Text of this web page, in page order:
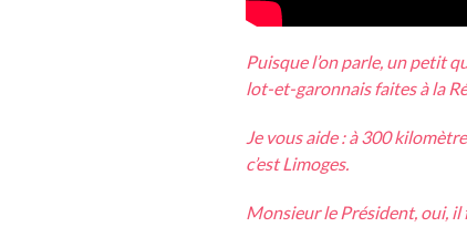
Puisque l’on parle, un petit
lot-et-garonnais faites à la
Je vous aide : à 300
c’est Limoges.
Monsieur le Président, oui, il